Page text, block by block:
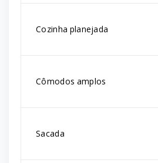
Cozinha planejada
Cômodos amplos
Sacada